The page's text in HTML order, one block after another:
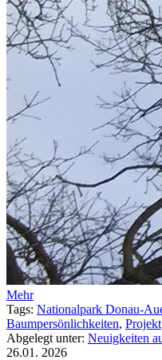
Mehr
Tags: Nationalpark Donau-
Baumpersönlichkeiten, Projekt
Abgelegt unter: Neuigkeiten
26.01. 2026